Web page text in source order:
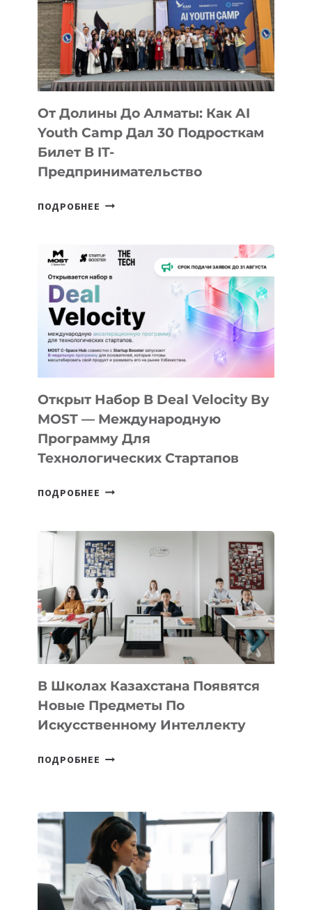
От Долины До Алматы: Как AI
Youth Camp Дал 30 Подросткам
Билет В IT-
Предпринимательство
ПОДРОБНЕЕ ОТ
АЛМАТЫ:
КАК
AI
YOUTH
CAMP
ДАЛ
30
ПОДРОСТКАМ
БИЛЕТ
В
ПРЕДПРИНИМАТЕЛЬСТВО
Открыт Набор В Deal Velocity By
MOST — Международную
Программу Для
Технологических Стартапов
ПОДРОБНЕЕ ОТКРЫТ
DEAL
VELOCITY
BY
MOST
—
МЕЖДУНАРОДНУЮ
ПРОГРАММУ
ДЛЯ
ТЕХНОЛОГИЧЕСКИХ
В Школах Казахстана Появятся
Новые Предметы По
Искусственному Интеллекту
ПОДРОБНЕЕ
НОВЫЕ
ПРЕДМЕТЫ
ПО
ИСКУССТВЕННОМУ
ИНТЕЛЛЕКТУ